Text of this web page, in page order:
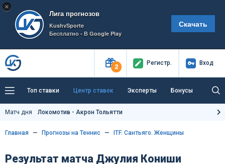
×
Лига прогнозов
KushvSporte
Бесплатно - В Google Play
Скачать
2
Регистр. Вход
Топ ставки Центр ставок Эксперты Бонусы
Тренды Букмекеры Пресс-центр
Как тут заработать?
Матч дня Локомотив - Акрон Тольятти
Главная Прогнозы на Теннис ITF. Сантьяго. Женщины
Результат матча Джулия Кониши